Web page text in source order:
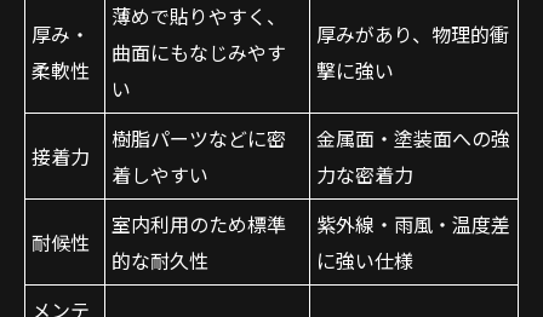
厚み・
柔軟性
薄めで貼りやすく、
曲面にもなじみやす
い
厚みがあり、物理的衝
撃に強い
接着力
樹脂パーツなどに密
着しやすい
金属面・塗装面への強
力な密着力
耐候性
室内利用のため標準
的な耐久性
紫外線・雨風・温度差
に強い仕様
メンテ